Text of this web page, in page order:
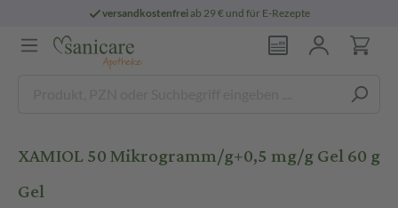
versandkostenfreiab 29 € und für E-Rezepte
XAMIOL 50 Mikrogramm/g+0,5 mg/g Gel 60 g
Gel